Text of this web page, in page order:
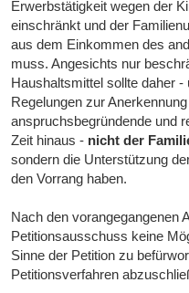
Erwerbstätigkeit wegen der
einschränkt und der
aus dem Einkommen des
muss. Angesichts nur
Haushaltsmittel sollte daher
Regelungen zur
anspruchsbegründende und
Zeit hinaus - nicht der
sondern die Unterstützung
den Vorrang haben.
Nach den vorangegangenen
Petitionsausschuss keine
Sinne der Petition zu
Petitionsverfahren